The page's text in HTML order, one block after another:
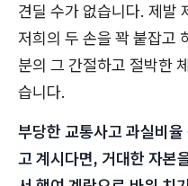
견딜 수가 없습니다. 제발
저희의 두 손을 꽉 붙잡고
분의 그 간절하고 절박한
습니다.
부당한 교통사고 과실비
고 계시다면, 거대한 자본